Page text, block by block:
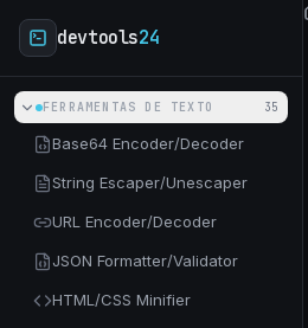
devtools24
FERRAMENTAS DE TEXTO 35
Base64 Encoder/Decoder
String Escaper/Unescaper
URL Encoder/Decoder
JSON Formatter/Validator
HTML/CSS Minifier